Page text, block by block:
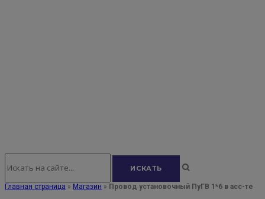
Главная страница » Магазин » Провод установочный ПуГВ 1*6 в асс-те